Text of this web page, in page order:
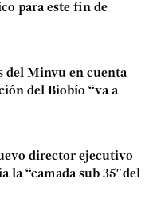
para este fin de
del Minvu en cuenta
del Biobío “va a
director ejecutivo
la “camada sub 35″del